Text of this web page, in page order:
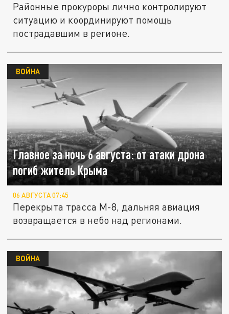
Районные прокуроры лично контролируют
ситуацию и координируют помощь
пострадавшим в регионе.
Главное за ночь 6 августа: от атаки дрона
погиб житель Крыма
ВОЙНА
06 АВГУСТА 07:45
Перекрыта трасса М-8, дальняя авиация
возвращается в небо над регионами.
ВОЙНА